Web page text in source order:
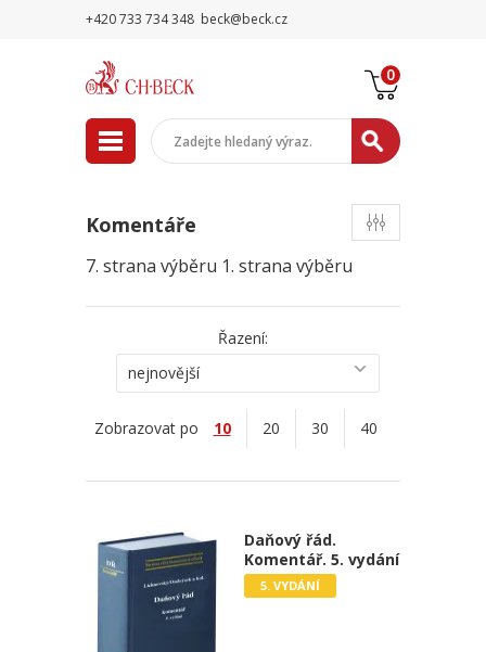
+420 733 734 348 beck@beck.cz
0
Komentáře
7. strana výběru 1. strana výběru
Řazení:
nejnovější
Zobrazovat po 10 20 30 40
Daňový řád.
Komentář. 5. vydání
5. VYDÁNÍ